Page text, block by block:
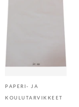
PAPERI- JA
KOULUTARVIKKEET